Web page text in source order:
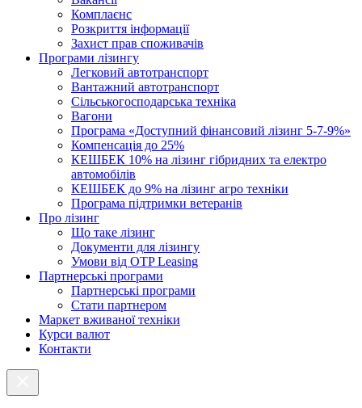
Комплаєнс
Розкриття інформації
Захист прав споживачів
Програми лізингу
Легковий автотранспорт
Вантажний автотранспорт
Cільськогосподарська техніка
Вагони
Програма «Доступний фінансовий лізинг 5-7-9%»
Компенсація до 25%
КЕШБЕК 10% на лізинг гібридних та електро
автомобілів
КЕШБЕК до 9% на лізинг агро техніки
Програма підтримки ветеранів
Про лізинг
Що таке лізинг
Документи для лізингу
Умови від OTP Leasing
Партнерські програми
Партнерські програми
Стати партнером
Маркет вживаної техніки
Курси валют
Контакти